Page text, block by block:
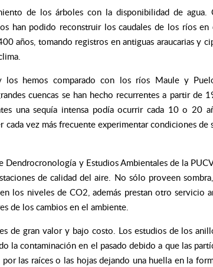
de los árboles con la disponibilidad de agua.
han podido reconstruir los caudales de los ríos en
años, tomando registros en antiguas araucarias y
hemos comparado con los ríos Maule y
cuencas se han hecho recurrentes a partir de
una sequía intensa podía ocurrir cada 10 o 20
vez más frecuente experimentar condiciones de
Dendrocronología y Estudios Ambientales de la
de calidad del aire. No sólo proveen
los niveles de CO2, además prestan otro servicio
de los cambios en el ambiente.
de gran valor y bajo costo. Los estudios de los
la contaminación en el pasado debido a que las
las raíces o las hojas dejando una huella en la